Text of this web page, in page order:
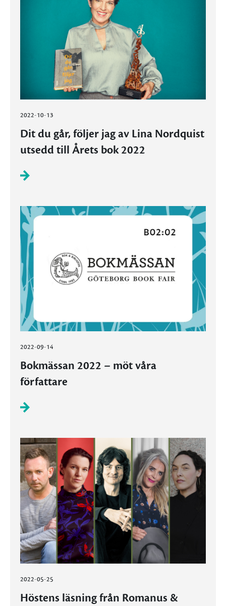
2022-10-13
Dit du går, följer jag av Lina Nordquist
utsedd till Årets bok 2022
2022-09-14
Bokmässan 2022 – möt våra
författare
2022-05-25
Höstens läsning från Romanus &